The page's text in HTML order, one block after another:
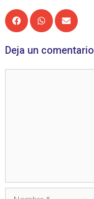
Deja un comentario